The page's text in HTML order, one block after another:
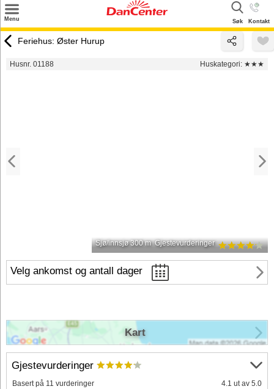
Menu Kontakt
Søk
Tilbud
Feriehus: Øster Hurup
Husnr. 01188 Huskategori: ★★★
Sjø/innsjø 300 m Gjestevurderinger
Velg ankomst og antall dager
Gjestevurderinger
Basert på 11 vurderinger 4.1 ut av 5.0
Kart